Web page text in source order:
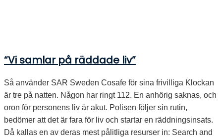
“Vi samlar på räddade liv”
Så använder SAR Sweden Cosafe för sina frivilliga Klockan
är tre på natten. Någon har ringt 112. En anhörig saknas, och
oron för personens liv är akut. Polisen följer sin rutin,
bedömer att det är fara för liv och startar en räddningsinsats.
Då kallas en av deras mest pålitliga resurser in: Search and